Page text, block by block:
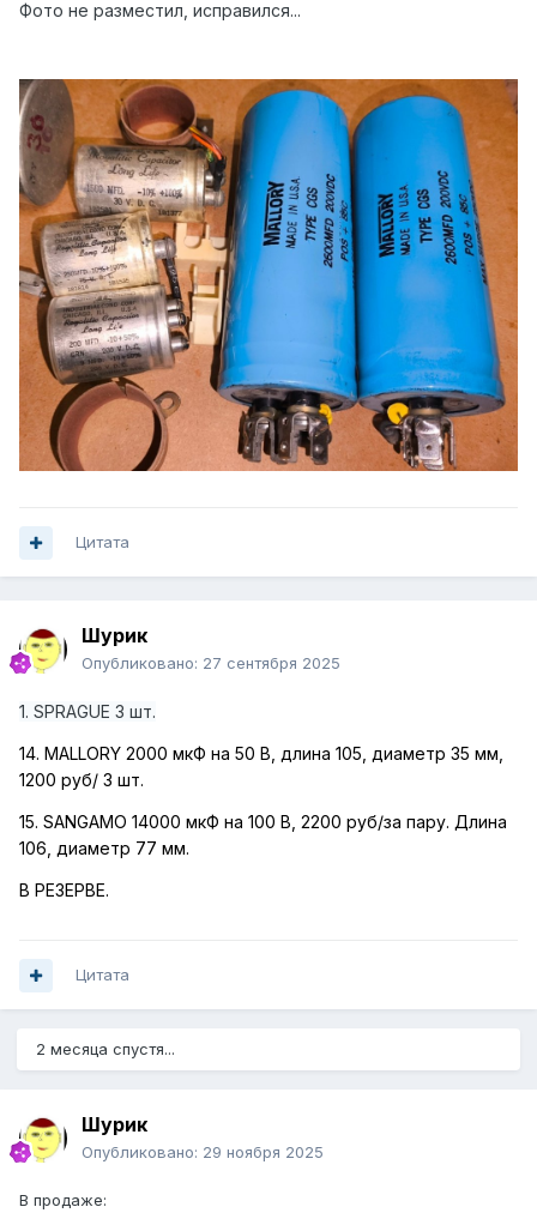
Фото не разместил, исправился...
Цитата
Шурик
Опубликовано: 27 сентября 2025
1. SPRAGUE 3 шт.
14. MALLORY 2000 мкФ на 50 В, длина 105, диаметр 35 мм,
1200 руб/ 3 шт.
15. SANGAMO 14000 мкФ на 100 В, 2200 руб/за пару. Длина
106, диаметр 77 мм.
В РЕЗЕРВЕ.
Цитата
2 месяца спустя...
Шурик
Опубликовано: 29 ноября 2025
В продаже: